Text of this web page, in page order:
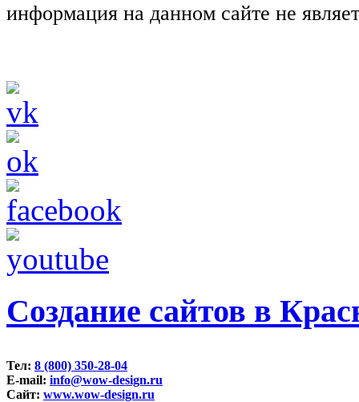
информация на данном сайте не
Создание сайтов в
Тел: 8 (800) 350-28-04
E-mail: info@wow-design.ru
Сайт: www.wow-design.ru